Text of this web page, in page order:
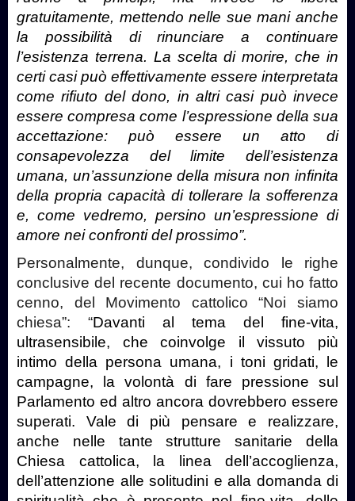
gratuitamente, mettendo nelle sue mani anche
la possibilità di rinunciare a continuare
l’esistenza terrena. La scelta di morire, che in
certi casi può effettivamente essere interpretata
come rifiuto del dono, in altri casi può invece
essere compresa come l’espressione della sua
accettazione: può essere un atto di
consapevolezza del limite dell’esistenza
umana, un’assunzione della misura non infinita
della propria capacità di tollerare la sofferenza
e, come vedremo, persino un’espressione di
amore nei confronti del prossimo”.
Personalmente, dunque, condivido le righe
conclusive del recente documento, cui ho fatto
cenno, del Movimento cattolico “Noi siamo
chiesa”: “Davanti al tema del fine-vita,
ultrasensibile, che coinvolge il vissuto più
intimo della persona umana, i toni gridati, le
campagne, la volontà di fare pressione sul
Parlamento ed altro ancora dovrebbero essere
superati. Vale di più pensare e realizzare,
anche nelle tante strutture sanitarie della
Chiesa cattolica, la linea dell’accoglienza,
dell’attenzione alle solitudini e alla domanda di